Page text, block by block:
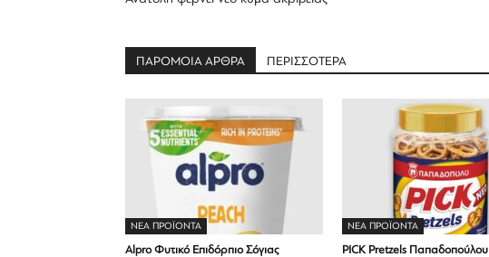
ΠΑΡΟΜΟΙΑ ΑΡΘΡΑ ΠΕΡΙΣΣΟΤΕΡΑ
ΝΕΑ ΠΡΟΪΟΝΤΑ
Alpro Φυτικό Επιδόρπιο Σόγιας
ΝΕΑ ΠΡΟΪΟΝΤΑ
PICK Pretzels Παπαδοπούλου